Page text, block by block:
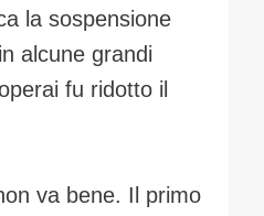
la sospensione
alcune grandi
fu ridotto il
va bene. Il primo